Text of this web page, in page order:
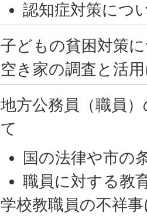
認知症対策につ
子どもの貧困対策
空き家の調査と活
地方公務員（職員
て
国の法律や市の
職員に対する教
学校教職員の不祥